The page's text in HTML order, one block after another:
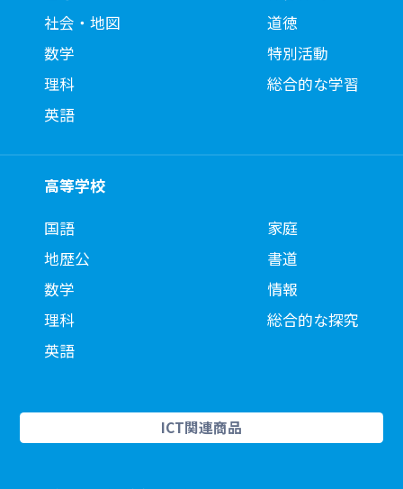
社会・地図
数学
理科
英語
道徳
特別活動
総合的な学習
高等学校
国語
地歴公
数学
理科
英語
家庭
書道
情報
総合的な探究
ICT関連商品